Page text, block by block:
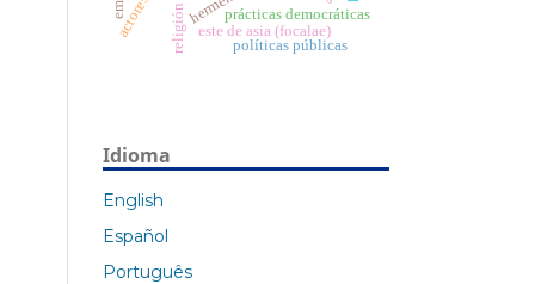
prácticas democráticas
este de asia (focalae)
religión políticas públicas
Idioma
English
Español
Português